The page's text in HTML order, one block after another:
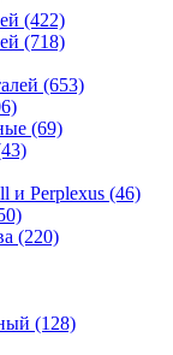
(422)
(718)
(653)
(69)
и Perplexus (46)
(220)
(128)